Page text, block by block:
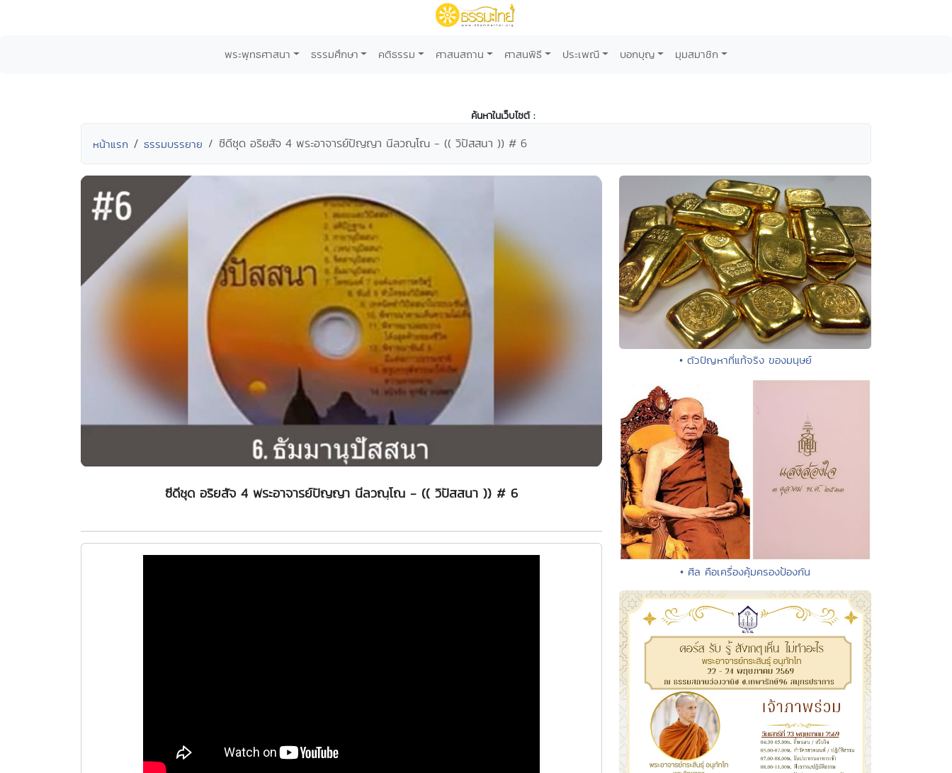
พระพุทธศาสนา ธรรมศึกษา คติธรรม ศาสนสถาน ศาสนพิธี ประเพณี บอกบุญ มุมสมาชิก
ค้นหาในเว็บไซต์ :
หน้าแรก ธรรมบรรยาย ซีดีชุด อริยสัจ 4 พระอาจารย์ปัญญา นีลวณฺโณ - (( วิปัสสนา )) # 6
ซีดีชุด อริยสัจ 4 พระอาจารย์ปัญญา นีลวณฺโณ - (( วิปัสสนา )) # 6
• ตัวปัญหาที่แท้จริง ของมนุษย์
• ศีล คือเครื่องคุ้มครองป้องกัน